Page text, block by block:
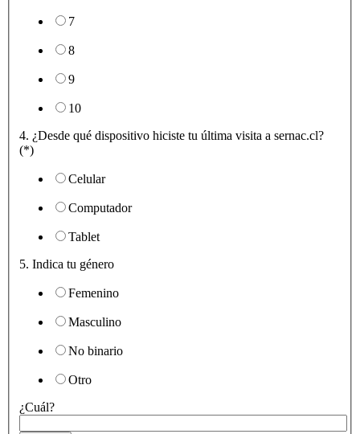
7
8
9
10
4. ¿Desde qué dispositivo hiciste tu última visita a sernac.cl?
(*)
Celular
Computador
Tablet
5. Indica tu género
Femenino
Masculino
No binario
Otro
¿Cuál?